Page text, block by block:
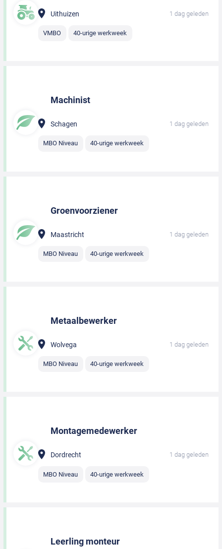
Uithuizen 1 dag geleden
VMBO 40-urige werkweek
Machinist
Schagen 1 dag geleden
MBO Niveau 40-urige werkweek
Groenvoorziener
Maastricht 1 dag geleden
MBO Niveau 40-urige werkweek
Metaalbewerker
Wolvega 1 dag geleden
MBO Niveau 40-urige werkweek
Montagemedewerker
Dordrecht 1 dag geleden
MBO Niveau 40-urige werkweek
Leerling monteur